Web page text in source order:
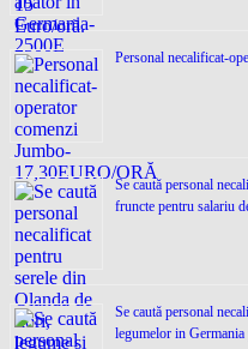
Personal necalificat-
Se caută personal
fruncte pentru salariu
Se caută personal
legumelor in